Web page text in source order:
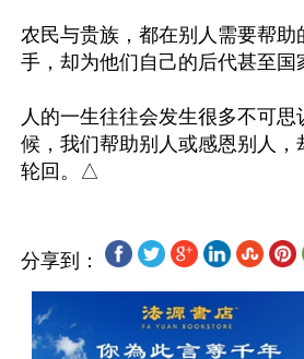
农民与贵族，都在别人需要帮助
手，却为他们自己的后代甚至国
人的一生往往会发生很多不可
候，我们帮助别人或感恩别人，
分享到：